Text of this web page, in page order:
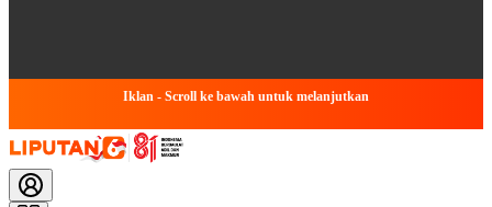
Iklan - Scroll ke bawah untuk melanjutkan